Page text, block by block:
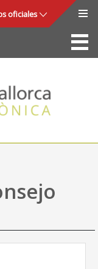
oficiales
La Sede
de Mallorca
y seguridad
Utilidades
Mapa web
Ayuda